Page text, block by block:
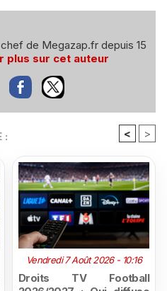
de Megazap.fr depuis 15
plus sur cet auteur
: < >
Vendredi 7 Août 2026 - 10:16
Droits TV Football